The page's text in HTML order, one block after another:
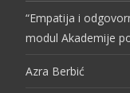
“Empatija i
modul Akademije
Azra Berbić